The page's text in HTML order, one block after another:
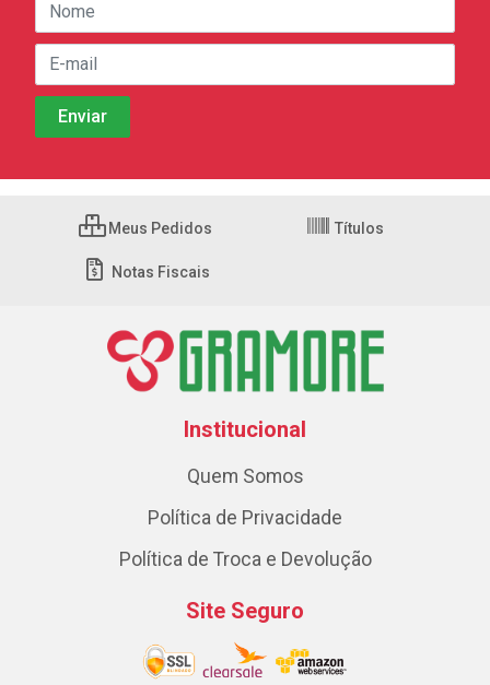
Meus Pedidos Títulos
Notas Fiscais
Institucional
Quem Somos
Política de Privacidade
Política de Troca e Devolução
Site Seguro